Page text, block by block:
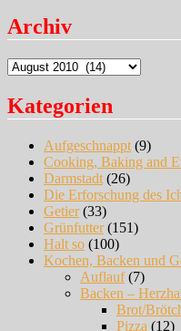
Archiv
Archiv
Kategorien
Aufgeschnappt (9)
Cooking, Baking and
Darmstadt (26)
Die Erforschung des
Getier(33)
Grünfutter(151)
Halt so (100)
Kochen, Backen und
Auflauf(7)
Backen –
Brot/
Pizza (12)